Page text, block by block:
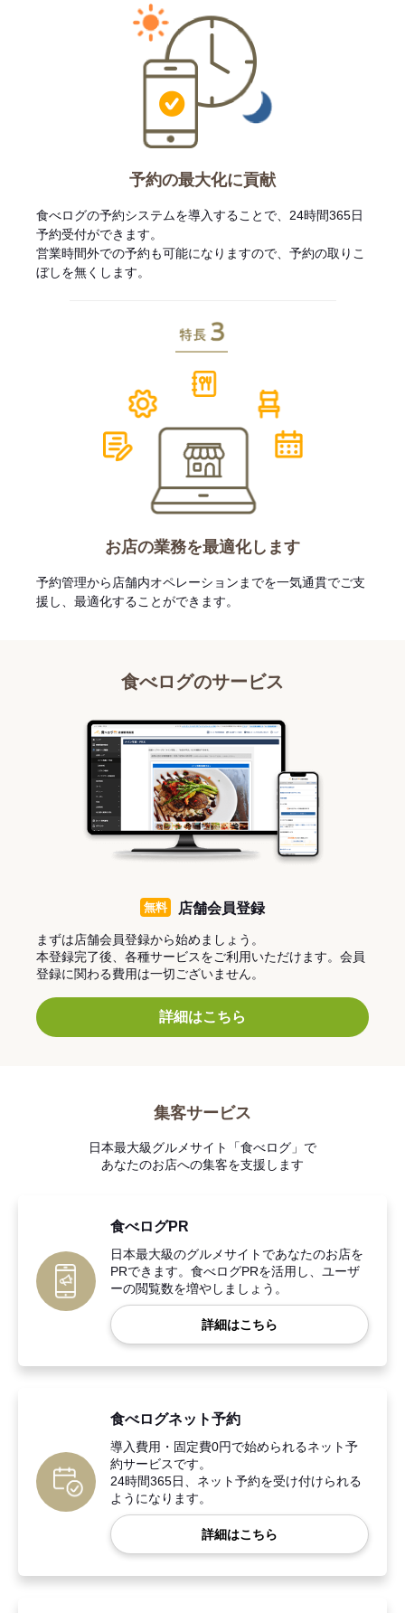
予約の最大化に貢献
食べログの予約システムを導入することで、24時間365日
予約受付ができます。
営業時間外での予約も可能になりますので、予約の取りこ
ぼしを無くします。
お店の業務を最適化します
予約管理から店舗内オペレーションまでを一気通貫でご支
援し、最適化することができます。
食べログのサービス
無料 店舗会員登録
まずは店舗会員登録から始めましょう。
本登録完了後、各種サービスをご利用いただけます。会員
登録に関わる費用は一切ございません。
詳細はこちら
集客サービス
日本最大級グルメサイト「食べログ」で
あなたのお店への集客を支援します
食べログPR
日本最大級のグルメサイトであなたのお店を
PRできます。食べログPRを活用し、ユーザ
ーの閲覧数を増やしましょう。
詳細はこちら
食べログネット予約
導入費用・固定費0円で始められるネット予
約サービスです。
24時間365日、ネット予約を受け付けられる
ようになります。
詳細はこちら